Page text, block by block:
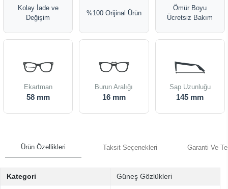
Kolay İade ve
Değişim
%100 Orijinal Ürün
Ömür Boyu
Ücretsiz Bakım
Ekartman
58 mm
Burun Aralığı
16 mm
Sap Uzunluğu
145 mm
Ürün Özellikleri Taksit Seçenekleri Garanti Ve
Kategori Güneş Gözlükleri